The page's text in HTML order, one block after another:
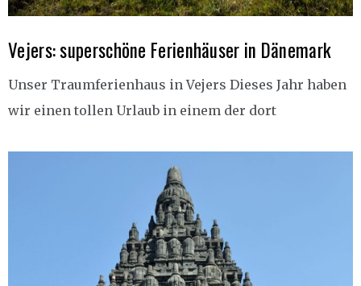
Vejers: superschöne Ferienhäuser in Dänemark
Unser Traumferienhaus in Vejers Dieses Jahr haben
wir einen tollen Urlaub in einem der dort